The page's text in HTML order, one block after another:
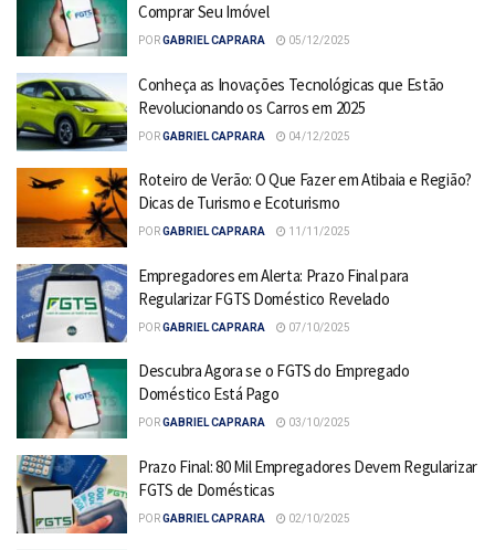
Comprar Seu Imóvel
PORGABRIEL CAPRARA 05/12/2025
Conheça as Inovações Tecnológicas que Estão
Revolucionando os Carros em 2025
PORGABRIEL CAPRARA 04/12/2025
Roteiro de Verão: O Que Fazer em Atibaia e Região?
Dicas de Turismo e Ecoturismo
PORGABRIEL CAPRARA 11/11/2025
Empregadores em Alerta: Prazo Final para
Regularizar FGTS Doméstico Revelado
PORGABRIEL CAPRARA 07/10/2025
Descubra Agora se o FGTS do Empregado
Doméstico Está Pago
PORGABRIEL CAPRARA 03/10/2025
Prazo Final: 80 Mil Empregadores Devem Regularizar
FGTS de Domésticas
PORGABRIEL CAPRARA 02/10/2025